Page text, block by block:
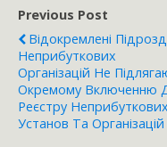
Previous Post
Відокремлені
Неприбуткових
Організацій Не
Окремому Включенню
Реєстру Неприбуткових
Установ Та Організацій